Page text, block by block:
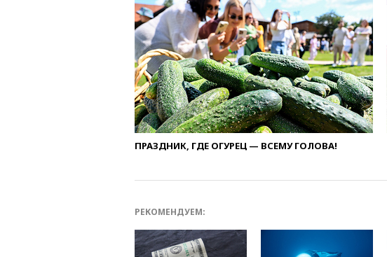
ПРАЗДНИК, ГДЕ ОГУРЕЦ — ВСЕМУ ГОЛОВА!
РЕКОМЕНДУЕМ: